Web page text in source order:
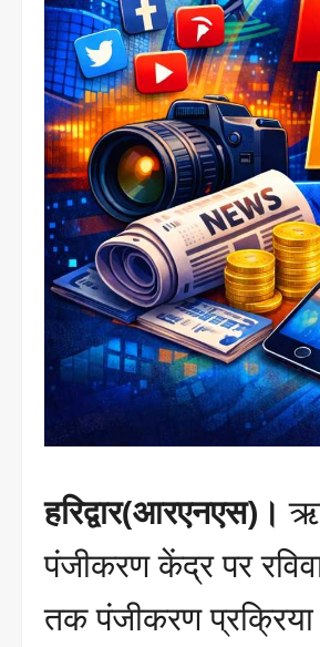
हरिद्वार(आरएनएस)।
पंजीकरण केंद्र पर
तक पंजीकरण